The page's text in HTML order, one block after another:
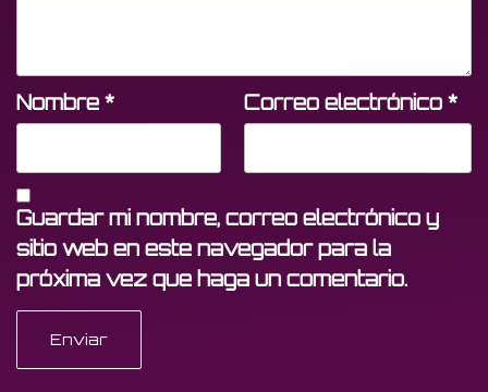
Nombre * Correo electrónico *
Guardar mi nombre, correo electrónico y
sitio web en este navegador para la
próxima vez que haga un comentario.